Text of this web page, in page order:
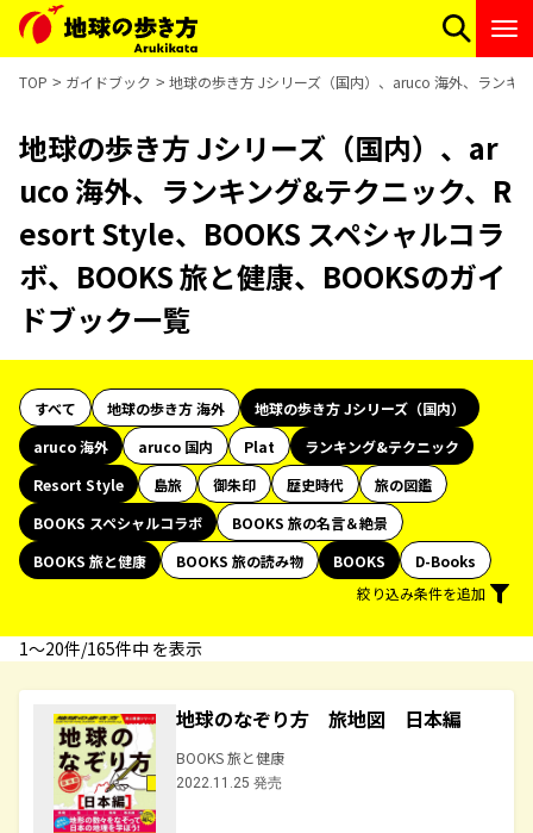
TOP ガイドブック 地球の歩き方 Jシリーズ（国内）、aruco 海外、ランキ
地球の歩き方 Jシリーズ（国内）、ar
uco 海外、ランキング&テクニック、R
esort Style、BOOKS スペシャルコラ
ボ、BOOKS 旅と健康、BOOKSのガイ
ドブック一覧
すべて 地球の歩き方 海外
地球の歩き方 Jシリーズ（国内）
aruco 海外
aruco 国内 Plat
ランキング&テクニック
Resort Style
島旅 御朱印 歴史時代
旅の図鑑
BOOKS スペシャルコラボ
BOOKS 旅の名言＆絶景
BOOKS 旅と健康
BOOKS 旅の読み物 BOOKS
D-Books
絞り込み条件を追加
1〜20件/165件中 を表示
地球のなぞり方 旅地図 日本編
BOOKS 旅と健康
2022.11.25 発売